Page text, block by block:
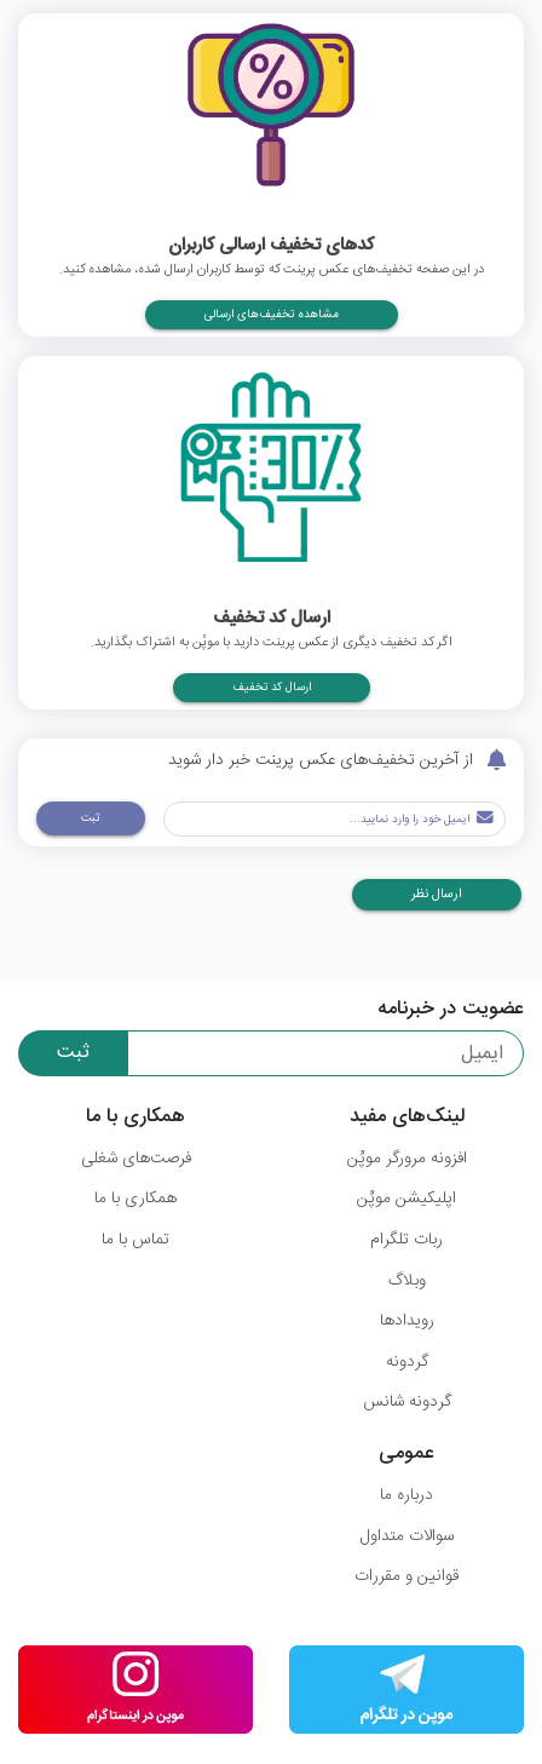
کدهای تخفیف ارسالی کاربران
در این صفحه تخفیف‌های عکس پرینت که توسط کاربران ارسال شده، مشاهده کنید.
مشاهده تخفیف‌های ارسالی
ارسال کد تخفیف
اگر کد تخفیف دیگری از عکس پرینت دارید با موپُن به اشتراک بگذارید.
ارسال کد تخفیف
از آخرین تخفیف‌های عکس پرینت خبر دار شوید
ثبت
ارسال نظر
عضویت در خبرنامه
ثبت
لینک‌های مفید
افزونه مرورگر موپُن
اپلیکیشن موپُن
ربات تلگرام
وبلاگ
رویدادها
گردونه
گردونه شانس
همکاری با ما
فرصت‌های شغلی
همکاری با ما
تماس با ما
عمومی
درباره ما
سوالات متداول
قوانین و مقررات